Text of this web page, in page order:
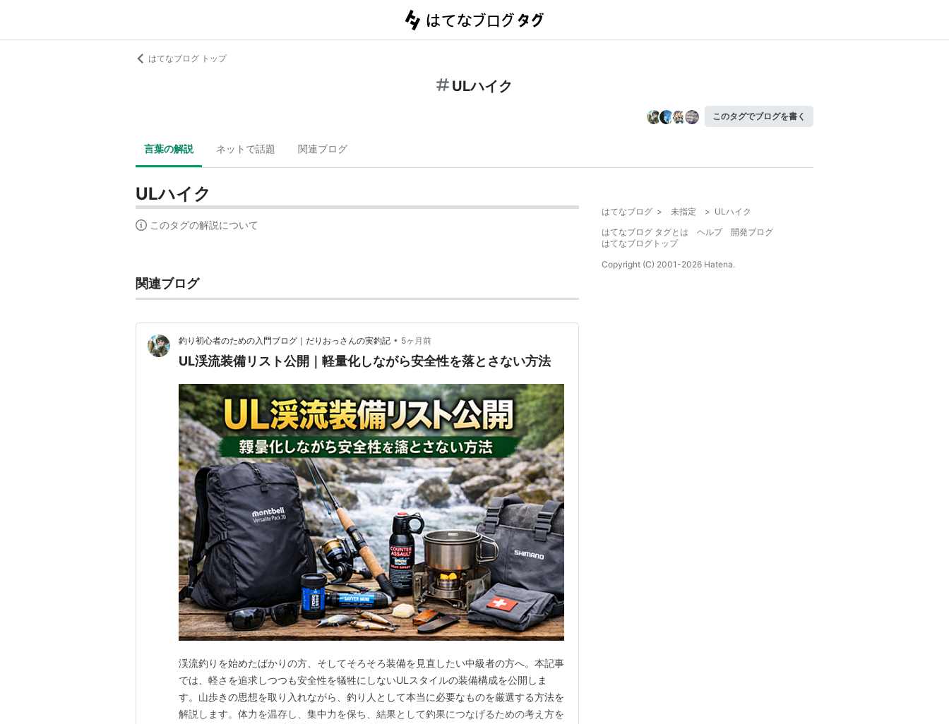
はてなブログ トップ
ULハイク
このタグでブログを書く
言葉の解説 ネットで話題 関連ブログ
ULハイク
このタグの解説について
関連ブログ
釣り初心者のための入門ブログ｜だりおっさんの実釣記 • 5ヶ月前
UL渓流装備リスト公開｜軽量化しながら安全性を落とさない方法
渓流釣りを始めたばかりの方、そしてそろそろ装備を見直したい中級者の方へ。本記事
では、軽さを追求しつつも安全性を犠牲にしないULスタイルの装備構成を公開しま
す。山歩きの思想を取り入れながら、釣り人として本当に必要なものを厳選する方法を
解説します。体力を温存し、集中力を保ち、結果として釣果につなげるための考え方を
はてなブログ > 未指定 > ULハイク
はてなブログ タグとは
ヘルプ
開発ブログ
はてなブログトップ
Copyright (C) 2001-2026 Hatena.